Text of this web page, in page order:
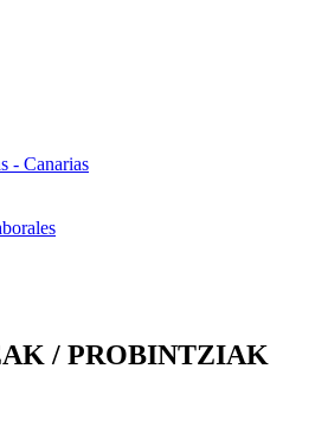
- Canarias
/ PROBINTZIAK